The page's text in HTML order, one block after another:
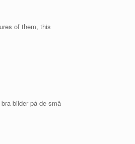
of them, this
bilder på de små